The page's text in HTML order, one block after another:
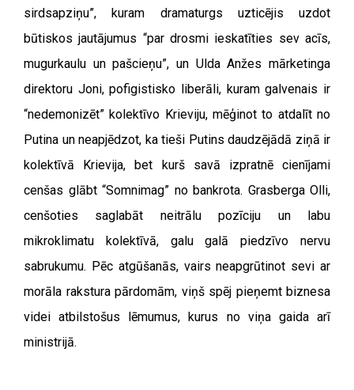
sirdsapziņu”, kuram dramaturgs uzticējis uzdot
būtiskos jautājumus “par drosmi ieskatīties sev acīs,
mugurkaulu un pašcieņu”, un Ulda Anžes mārketinga
direktoru Joni, pofigistisko liberāli, kuram galvenais ir
“nedemonizēt” kolektīvo Krieviju, mēģinot to atdalīt no
Putina un neapjēdzot, ka tieši Putins daudzējādā ziņā ir
kolektīvā Krievija, bet kurš savā izpratnē cienījami
cenšas glābt “Somnimag” no bankrota. Grasberga Olli,
cenšoties saglabāt neitrālu pozīciju un labu
mikroklimatu kolektīvā, galu galā piedzīvo nervu
sabrukumu. Pēc atgūšanās, vairs neapgrūtinot sevi ar
morāla rakstura pārdomām, viņš spēj pieņemt biznesa
videi atbilstošus lēmumus, kurus no viņa gaida arī
ministrijā.